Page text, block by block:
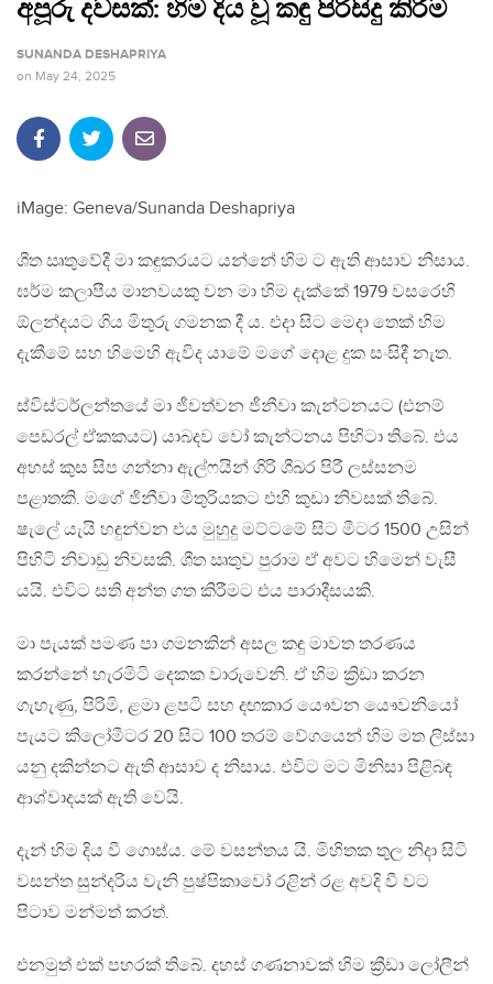
අපූරු දවසක්: හිම දිය වූ කඳු පිරිසිදු කිරීම
SUNANDA DESHAPRIYA
on May 24, 2025
iMage: Geneva/Sunanda Deshapriya
ශීත ඍතුවේදී මා කඳුකරයට යන්නේ හිම ට ඇති ආසාව නිසාය.
ඝර්ම කලාපීය මානවයකු වන මා හිම දැක්කේ 1979 වසරෙහි
ඕලන්දයට ගිය මිතුරු ගමනක දී ය. එදා සිට මෙදා තෙක් හිම
දැකීමේ සහ හිමෙහි ඇවිද යාමේ මගේ දොළ දුක සංසිදී නැත.
ස්විස්ටර්ලන්තයේ මා ජීවත්වන ජීනීවා කැන්ටනයට (එනම්
පෙඩරල් ඒකකයට) යාබදව වෝ කැන්ටනය පිහිටා තිබේ. එය
අහස් කුස සිප ගන්නා ඇල්ෆයින් ගිරි ශීඛර පිරී ලස්සනම
පළාතකි. මගේ ජිනීවා මිතුරියකට එහි කුඩා නිවසක් තිබේ.
ෂැලේ යැයි හඳුන්වන එය මුහුදු මට්ටමේ සිට මීටර 1500 උසින්
පිහිටි නිවාඩු නිවසකි. ශීත ඍතුව පුරාම ඒ අවට හිමෙන් වැසී
යයි. එවිට සති අන්ත ගත කිරීමට එය පාරාදීසයකි.
මා පැයක් පමණ පා ගමනකින් අසල කඳු මාවත තරණය
කරන්නේ හැරමිටි දෙකක වාරුවෙනි. ඒ හිම ක්‍රිඩා කරන
ගැහැණු, පිරිමි, ළමා ළපටි සහ දඟකාර යෞවන යෞවනියෝ
පැයට කිලෝමීටර 20 සිට 100 තරම් වේගයෙන් හිම මත ලිස්සා
යනු දකින්නට ඇති ආසාව ද නිසාය. එවිට මට මිනිසා පිළිබඳ
ආශ්වාදයක් ඇති වෙයි.
දැන් හිම දිය වී ගොස්ය. මේ වසන්තය යි. මිහිතක තුල නිදා සිටි
වසන්ත සුන්දරිය වැනි පුෂ්පිකාවෝ රළින් රළ අවදි වී වට
පිටාව මන්මත් කරත්.
එනමුත් එක් පහරක් තිබේ. දහස් ගණනාවක් හිම ක්‍රීඩා ලෝලීන්